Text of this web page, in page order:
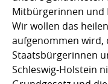
Mitbürgerinnen und
Wir wollen das
aufgenommen wird,
Staatsbürgerinnen
Schleswig-Holstein